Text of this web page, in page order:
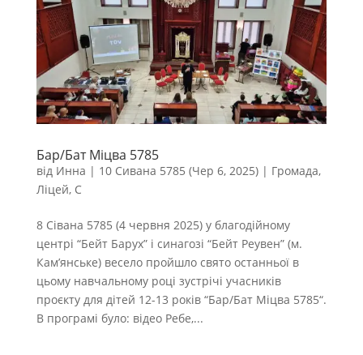
Бар/Бат Міцва 5785
від Инна | 10 Сивана 5785 (Чер 6, 2025)| Громада,
Ліцей, С
8 Сівана 5785 (4 червня 2025) у благодійному
центрі “Бейт Барух” і синагозі “Бейт Реувен” (м.
Кам’янське) весело пройшло свято останньої в
цьому навчальному році зустрічі учасників
проєкту для дітей 12-13 років “Бар/Бат Міцва 5785“.
В програмі було: відео Ребе,...